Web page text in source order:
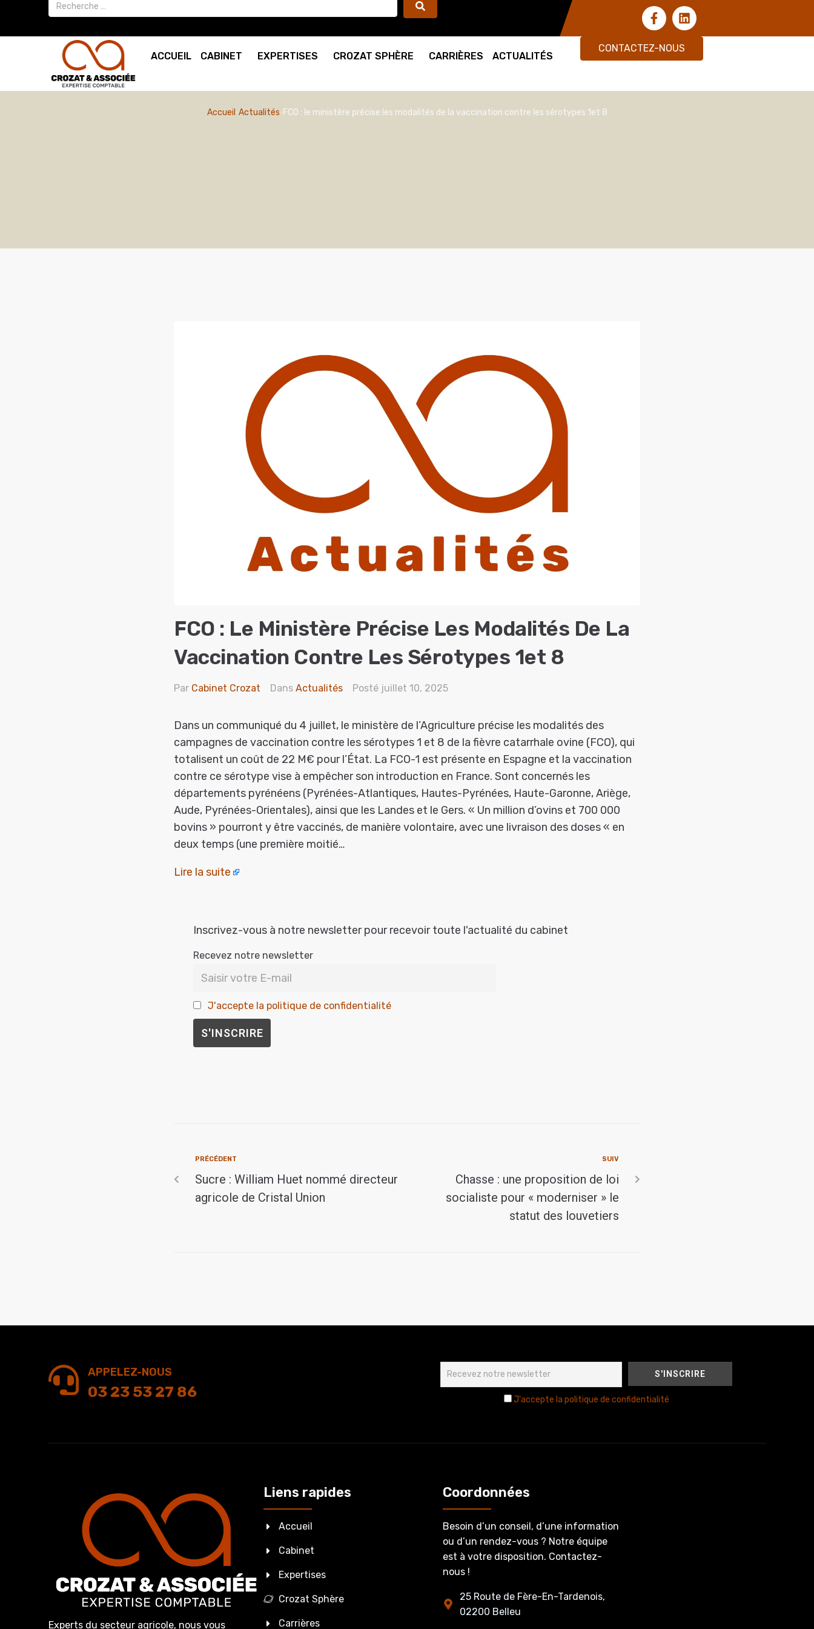
ACCUEIL CABINET EXPERTISES CROZAT SPHÈRE CARRIÈRES ACTUALITÉS
CONTACTEZ-NOUS
Accueil Actualités FCO : le ministère précise les modalités de la vaccination contre les sérotypes 1et 8
FCO : Le Ministère Précise Les Modalités De La
Vaccination Contre Les Sérotypes 1et 8
Par Cabinet Crozat Dans Actualités Posté juillet 10, 2025
Dans un communiqué du 4 juillet, le ministère de l’Agriculture précise les modalités des
campagnes de vaccination contre les sérotypes 1 et 8 de la fièvre catarrhale ovine (FCO), qui
totalisent un coût de 22 M€ pour l’État. La FCO-1 est présente en Espagne et la vaccination
contre ce sérotype vise à empêcher son introduction en France. Sont concernés les
départements pyrénéens (Pyrénées-Atlantiques, Hautes-Pyrénées, Haute-Garonne, Ariège,
Aude, Pyrénées-Orientales), ainsi que les Landes et le Gers. « Un million d’ovins et 700 000
bovins » pourront y être vaccinés, de manière volontaire, avec une livraison des doses « en
deux temps (une première moitié…
Lire la suite
Inscrivez-vous à notre newsletter pour recevoir toute l'actualité du cabinet
Recevez notre newsletter
J'accepte la politique de confidentialité
PRÉCÉDENT
Sucre : William Huet nommé directeur
agricole de Cristal Union
SUIV
Chasse : une proposition de loi
socialiste pour « moderniser » le
statut des louvetiers
APPELEZ-NOUS
03 23 53 27 86 J'accepte la politique de confidentialité
Experts du secteur agricole, nous vous
Liens rapides
Accueil
Cabinet
Expertises
Crozat Sphère
Carrières
Coordonnées
Besoin d’un conseil, d’une information
ou d’un rendez-vous ? Notre équipe
est à votre disposition. Contactez-
nous !
25 Route de Fère-En-Tardenois,
02200 Belleu